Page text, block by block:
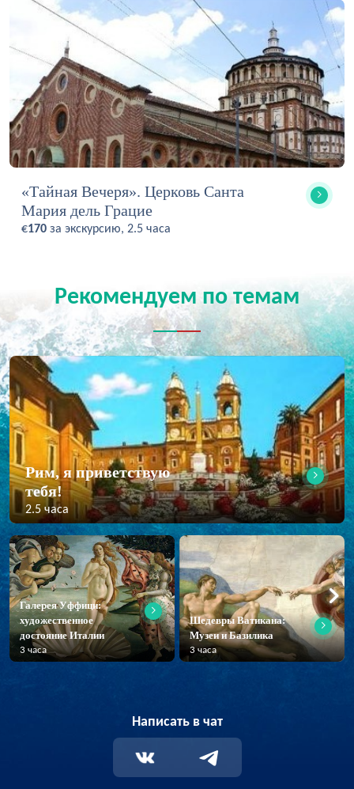
«Тайная Вечеря». Церковь Санта
Мария дель Грацие
€170 за экскурсию, 2.5 часа
Рекомендуем по темам
Рим, я приветствую
тебя!
2.5 часа
Галерея Уффици:
художественное
достояние Италии
3 часа
Шедевры Ватикана:
Музеи и Базилика
3 часа
Написать в чат